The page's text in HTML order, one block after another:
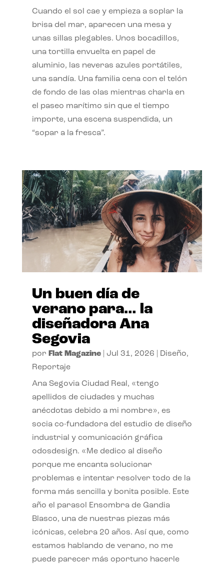
Cuando el sol cae y empieza a soplar la
brisa del mar, aparecen una mesa y
unas sillas plegables. Unos bocadillos,
una tortilla envuelta en papel de
aluminio, las neveras azules portátiles,
una sandía. Una familia cena con el telón
de fondo de las olas mientras charla en
el paseo marítimo sin que el tiempo
importe, una escena suspendida, un
“sopar a la fresca”.
Un buen día de
verano para… la
diseñadora Ana
Segovia
por Flat Magazine| Jul 31, 2026 Diseño,
Reportaje
Ana Segovia Ciudad Real, «tengo
apellidos de ciudades y muchas
anécdotas debido a mi nombre», es
socia co-fundadora del estudio de diseño
industrial y comunicación gráfica
odosdesign. «Me dedico al diseño
porque me encanta solucionar
problemas e intentar resolver todo de la
forma más sencilla y bonita posible. Este
año el parasol Ensombra de Gandia
Blasco, una de nuestras piezas más
icónicas, celebra 20 años. Así que, como
estamos hablando de verano, no me
puede parecer más oportuno hacerle